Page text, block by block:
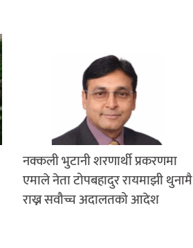
नक्कली भुटानी शरणार्थी प्रकरणमा
एमाले नेता टोपबहादुर रायमाझी थुनामै
राख्न सवौच्च अदालतको आदेश